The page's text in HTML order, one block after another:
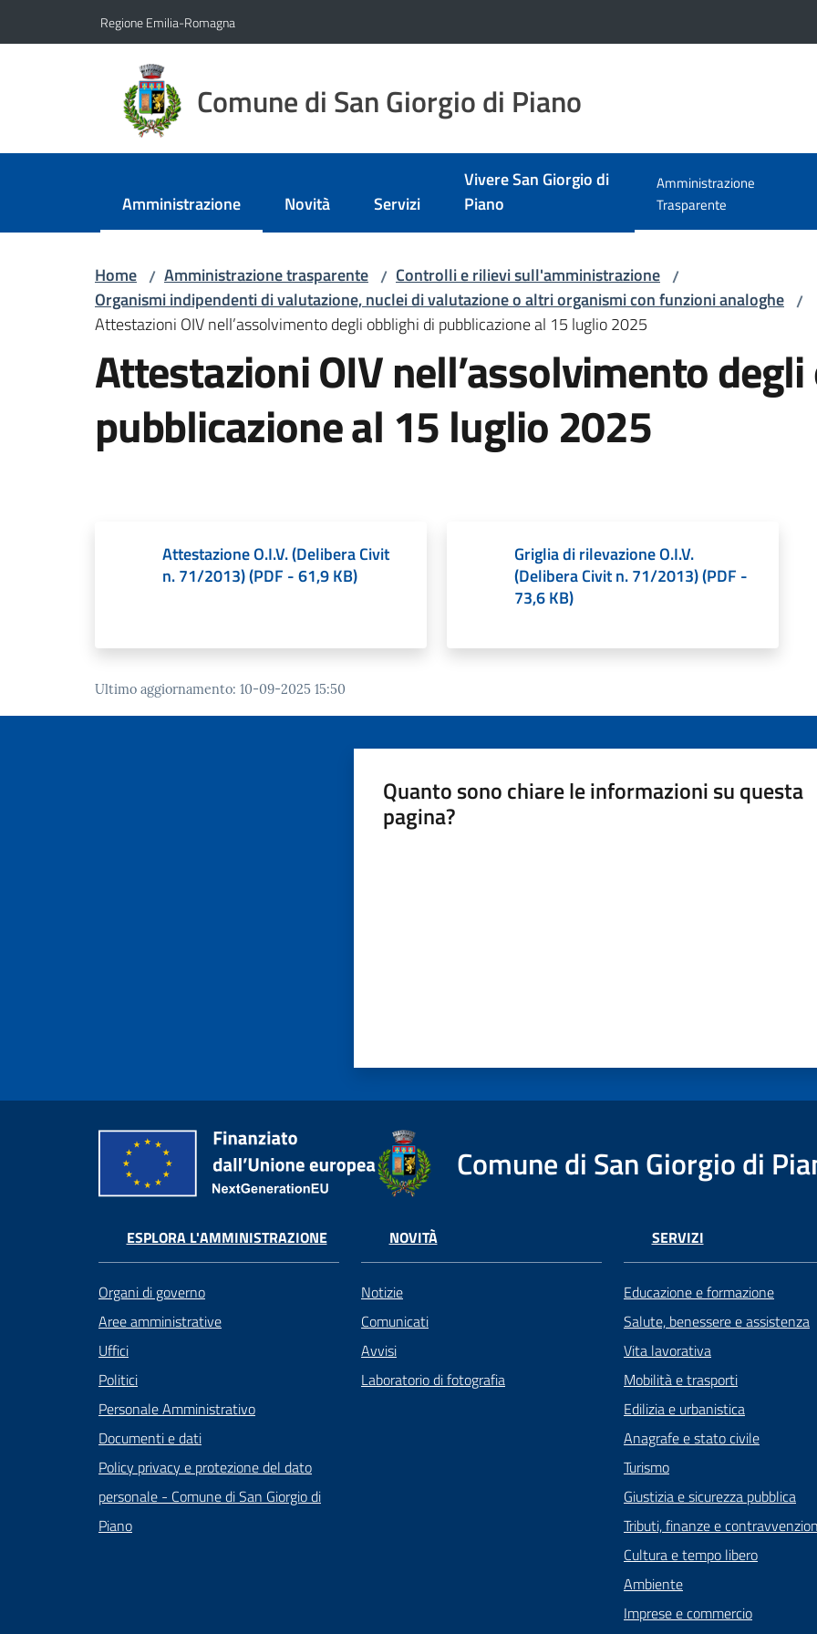
Regione Emilia-Romagna
Comune di San Giorgio di Piano
Amministrazione
Menu selezionato Novità Servizi
Vivere San Giorgio di
Piano
Amministrazione
Trasparente
Menu selezionato
Home / Amministrazione trasparente / Controlli e rilievi sull'amministrazione /
Organismi indipendenti di valutazione, nuclei di valutazione o altri organismi con funzioni analoghe /
Attestazioni OIV nell’assolvimento degli obblighi di pubblicazione al 15 luglio 2025
Attestazioni OIV nell’assolvimento
pubblicazione al 15 luglio 2025
Attestazione O.I.V. (Delibera Civit
n. 71/2013)(PDF -61,9 KB)
Griglia di rilevazione O.I.V.
(Delibera Civit n. 71/2013)(PDF -
73,6 KB)
Ultimo aggiornamento: 10-09-2025 15:50
Quanto sono chiare le informazioni su questa
pagina?
Comune di San Giorgio di
ESPLORA L'AMMINISTRAZIONE
Organi di governo
Aree amministrative
Uffici
Politici
Personale Amministrativo
Documenti e dati
Policy privacy e protezione del dato
personale - Comune di San Giorgio di
Piano
NOVITÀ
Notizie
Comunicati
Avvisi
Laboratorio di fotografia
SERVIZI
Educazione e formazione
Salute, benessere e assistenza
Vita lavorativa
Mobilità e trasporti
Edilizia e urbanistica
Anagrafe e stato civile
Turismo
Giustizia e sicurezza pubblica
Tributi, finanze e
Cultura e tempo libero
Ambiente
Imprese e commercio